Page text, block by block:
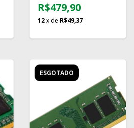
R$479,90
12x de R$49,37
ESGOTADO